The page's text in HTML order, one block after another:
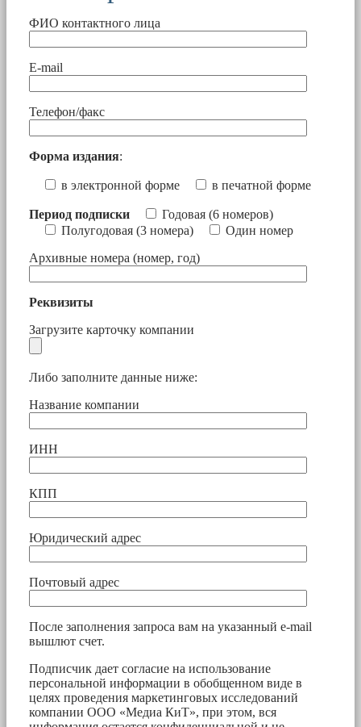
ФИО контактного лица
E-mail
Телефон/факс
Форма издания:
в электронной форме в печатной форме
Период подписки
Годовая (6 номеров)
Полугодовая (3 номера)
Один номер
Архивные номера (номер, год)
Реквизиты
Загрузите карточку компании
Либо заполните данные ниже:
Название компании
ИНН
КПП
Юридический адрес
Почтовый адрес
После заполнения запроса вам на указанный e-mail
вышлют счет.
Подписчик дает согласие на использование
персональной информации в обобщенном виде в
целях проведения маркетинговых исследований
компании ООО «Медиа КиТ», при этом, вся